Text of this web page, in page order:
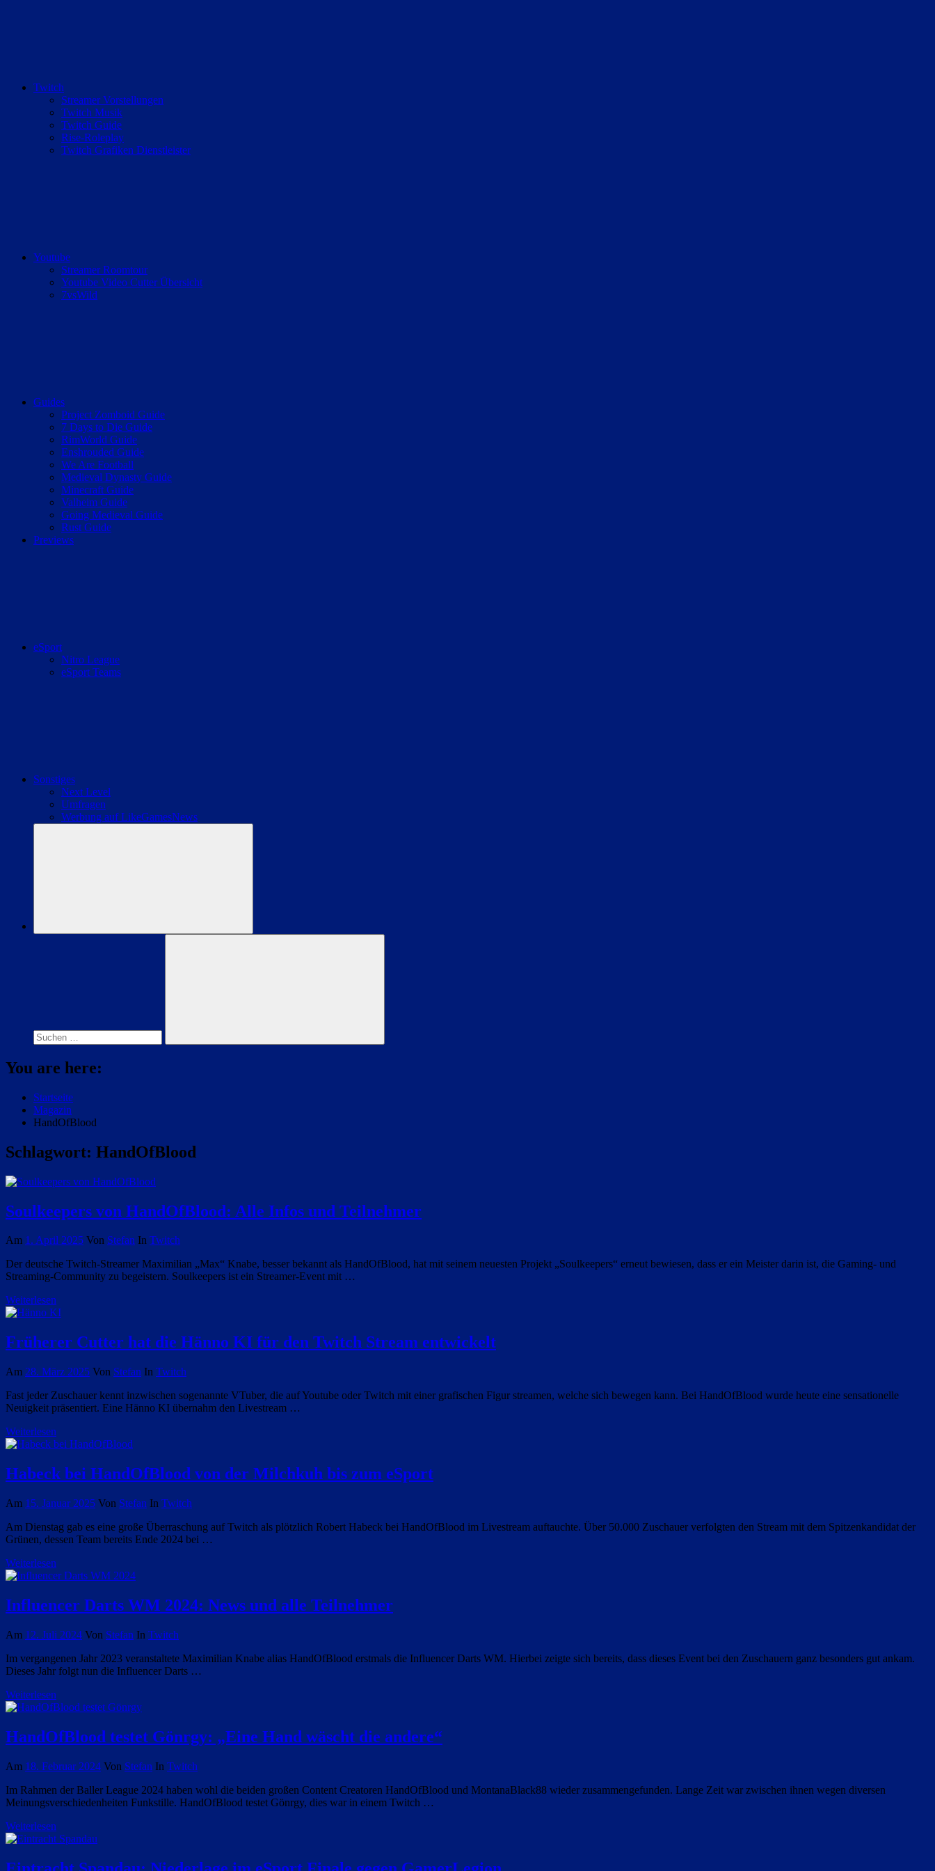
Twitch
Streamer Vorstellungen
Twitch Musik
Twitch Guide
Rise-Roleplay
Twitch Grafiken Dienstleister
Youtube
Streamer Roomtour
Youtube Video Cutter Übersicht
7vsWild
Guides
Project Zomboid Guide
7 Days to Die Guide
RimWorld Guide
Enshrouded Guide
We Are Football
Medieval Dynasty Guide
Minecraft Guide
Valheim Guide
Going Medieval Guide
Rust Guide
Previews
eSport
Nitro League
eSport Teams
Sonstiges
Next Level
Umfragen
Werbung auf LikeGamesNews
Suchen
You are here:
Startseite
Magazin
HandOfBlood
Schlagwort: HandOfBlood
Soulkeepers von HandOfBlood: Alle Infos und Teilnehmer
Am 1. April 2025 Von Stefan In Twitch
Der deutsche Twitch-Streamer Maximilian „Max“ Knabe, besser bekannt als HandOfBlood, hat mit seinem neuesten Projekt „Soulkeepers“ erneut bewiesen, dass er ein Meister darin ist, die Gaming- und
Streaming-Community zu begeistern. Soulkeepers ist ein Streamer-Event mit …
Weiterlesen
Früherer Cutter hat die Hänno KI für den Twitch Stream entwickelt
Am 28. März 2025 Von Stefan In Twitch
Fast jeder Zuschauer kennt inzwischen sogenannte VTuber, die auf Youtube oder Twitch mit einer grafischen Figur streamen, welche sich bewegen kann. Bei HandOfBlood wurde heute eine sensationelle
Neuigkeit präsentiert. Eine Hänno KI übernahm den Livestream …
Weiterlesen
Habeck bei HandOfBlood von der Milchkuh bis zum eSport
Am 15. Januar 2025 Von Stefan In Twitch
Am Dienstag gab es eine große Überraschung auf Twitch als plötzlich Robert Habeck bei HandOfBlood im Livestream auftauchte. Über 50.000 Zuschauer verfolgten den Stream mit dem Spitzenkandidat der
Grünen, dessen Team bereits Ende 2024 bei …
Weiterlesen
Influencer Darts WM 2024: News und alle Teilnehmer
Am 12. Juli 2024 Von Stefan In Twitch
Im vergangenen Jahr 2023 veranstaltete Maximilian Knabe alias HandOfBlood erstmals die Influencer Darts WM. Hierbei zeigte sich bereits, dass dieses Event bei den Zuschauern ganz besonders gut ankam.
Dieses Jahr folgt nun die Influencer Darts …
Weiterlesen
HandOfBlood testet Gönrgy: „Eine Hand wäscht die andere“
Am 18. Februar 2024 Von Stefan In Twitch
Im Rahmen der Baller League 2024 haben wohl die beiden großen Content Creatoren HandOfBlood und MontanaBlack88 wieder zusammengefunden. Lange Zeit war zwischen ihnen wegen diversen
Meinungsverschiedenheiten Funkstille. HandOfBlood testet Gönrgy, dies war in einem Twitch …
Weiterlesen